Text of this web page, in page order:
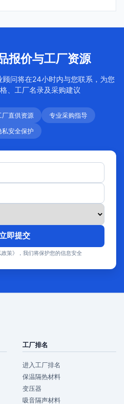
报价与工厂资源
问将在24小时内与您联系，为您
、工厂名录及采购建议
厂直供资源
专业采购指导
私安全保护
立即提交
策》，我们将保护您的信息安全
工厂排名
进入工厂排名
保温隔热材料
变压器
吸音隔声材料